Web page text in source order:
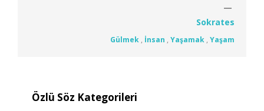
Sokrates
Gülmek , İnsan , Yaşamak , Yaşam
Özlü Söz Kategorileri